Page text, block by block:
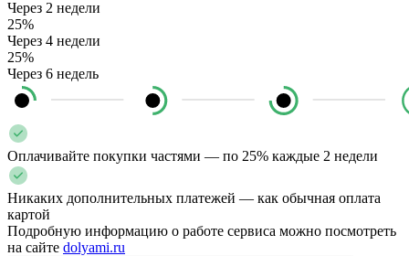
Через 2 недели
25%
Через 4 недели
25%
Через 6 недель
Оплачивайте покупки частями — по 25% каждые 2 недели
Никаких дополнительных платежей — как обычная оплата
картой
Подробную информацию о работе сервиса можно посмотреть
на сайте dolyami.ru